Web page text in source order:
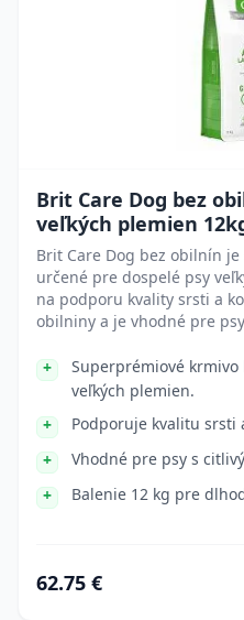
Brit Care Dog bez
veľkých plemien
Brit Care Dog bez obilnín
určené pre dospelé psy
na podporu kvality srsti a
obilniny a je vhodné pre
Superprémiové
veľkých plemien.
Podporuje kvalitu srsti
Vhodné pre psy s
Balenie 12 kg pre
62.75 €